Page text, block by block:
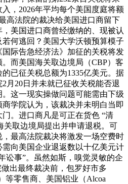
，2026年平均每个美国度庭将额
高法院的裁决给美国进口商留下
美国进口商曾经缴纳的、现被认
何逃回？美国大学沃顿预算模子
际告急经济法》加征的关税将发
而美国海关取边境局（CBP）客
已征关税总额为1335亿美元。据
月20日并未就已征收关税能否退
这一现实操做问题可能需由下级
学院认为，该裁决并未明白当即
。进口商凡是可正在货色 “清
关取边境局提出并申请退税。可
最高法院裁决将激发一场空费时
向美国企业退返数以十亿美元计
讼事”。虽然如斯，嗅觉灵敏的企
出最终裁决前，包罗好市多
）等零售商、美国铝业（Alcoa